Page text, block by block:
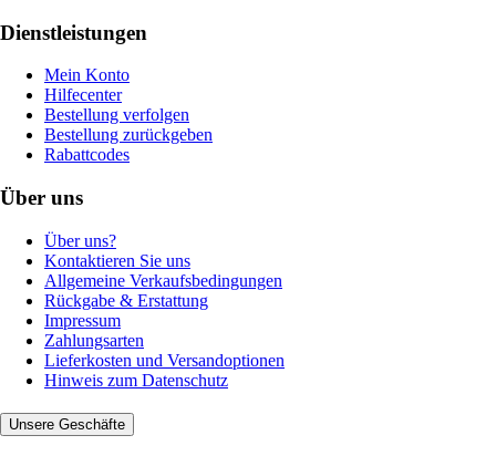
Dienstleistungen
Mein Konto
Hilfecenter
Bestellung verfolgen
Bestellung zurückgeben
Rabattcodes
Über uns
Über uns?
Kontaktieren Sie uns
Allgemeine Verkaufsbedingungen
Rückgabe & Erstattung
Impressum
Zahlungsarten
Lieferkosten und Versandoptionen
Hinweis zum Datenschutz
Unsere Geschäfte